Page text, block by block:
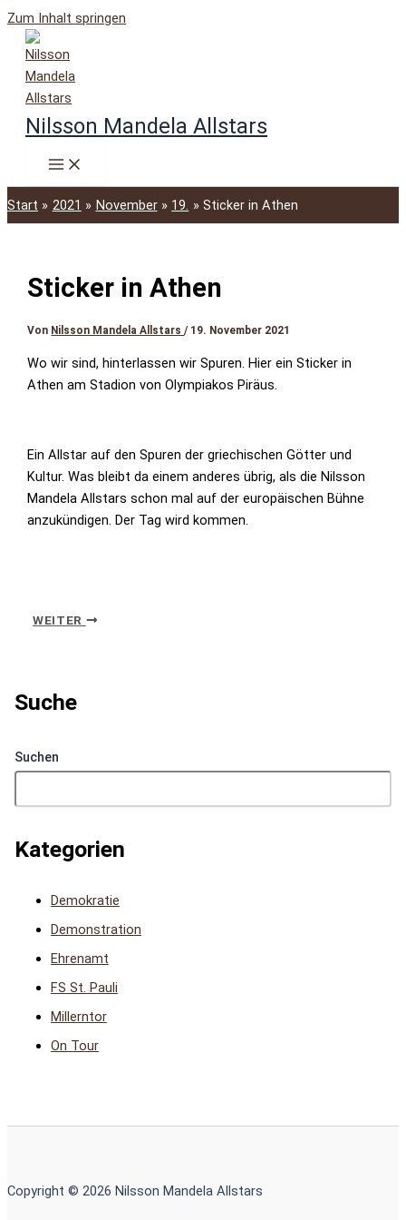
Zum Inhalt springen
Nilsson Mandela Allstars
Start 2021 November 19. Sticker in Athen
Sticker in Athen
Von Nilsson Mandela Allstars/ 19. November 2021
Wo wir sind, hinterlassen wir Spuren. Hier ein Sticker in
Athen am Stadion von Olympiakos Piräus.
Ein Allstar auf den Spuren der griechischen Götter und
Kultur. Was bleibt da einem anderes übrig, als die Nilsson
Mandela Allstars schon mal auf der europäischen Bühne
anzukündigen. Der Tag wird kommen.
WEITER
Suche
Suchen
Kategorien
Demokratie
Demonstration
Ehrenamt
FS St. Pauli
Millerntor
On Tour
Copyright © 2026 Nilsson Mandela Allstars